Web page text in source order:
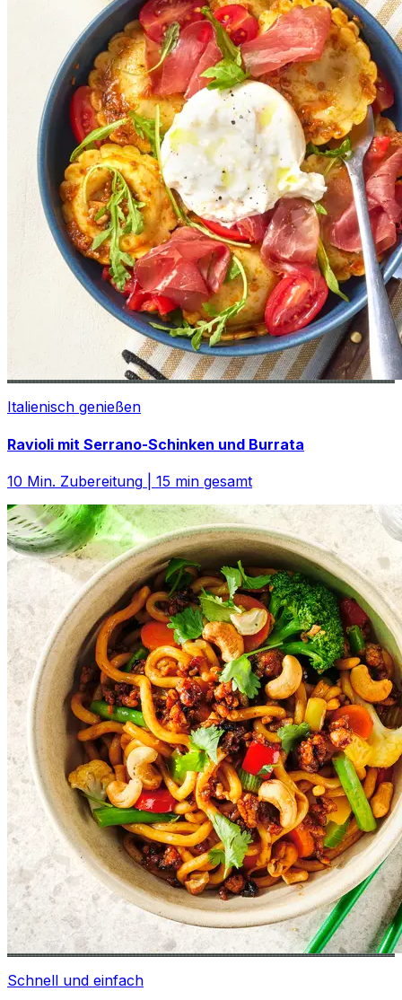
Italienisch genießen
Ravioli mit Serrano-Schinken und Burrata
10 Min. Zubereitung 15 min gesamt
Schnell und einfach